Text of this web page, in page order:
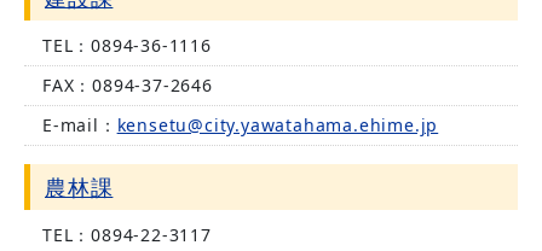
TEL：0894-36-1116
FAX：0894-37-2646
E-mail： kensetu@city.yawatahama.ehime.jp
農林課
TEL：0894-22-3117